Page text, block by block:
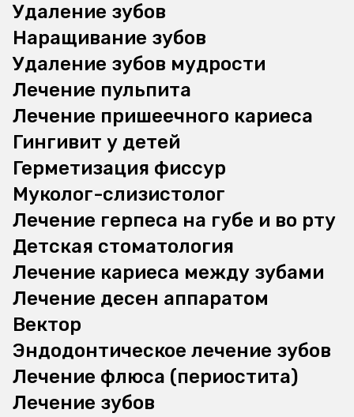
Удаление зубов
Наращивание зубов
Удаление зубов мудрости
Лечение пульпита
Лечение пришеечного кариеса
Гингивит у детей
Герметизация фиссур
Муколог-слизистолог
Лечение герпеса на губе и во рту
Детская стоматология
Лечение кариеса между зубами
Лечение десен аппаратом
Вектор
Эндодонтическое лечение зубов
Лечение флюса (периостита)
Лечение зубов